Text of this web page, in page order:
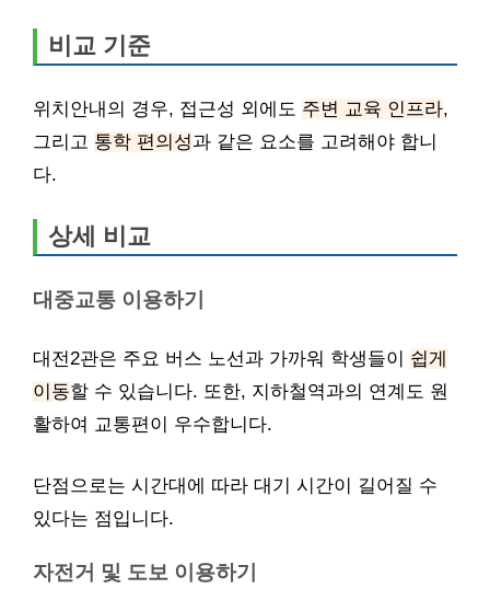
비교 기준
위치안내의 경우, 접근성 외에도 주변 교육 인프라,
그리고 통학 편의성과 같은 요소를 고려해야 합니
다.
상세 비교
대중교통 이용하기
대전2관은 주요 버스 노선과 가까워 학생들이 쉽게
이동할 수 있습니다. 또한, 지하철역과의 연계도 원
활하여 교통편이 우수합니다.
단점으로는 시간대에 따라 대기 시간이 길어질 수
있다는 점입니다.
자전거 및 도보 이용하기